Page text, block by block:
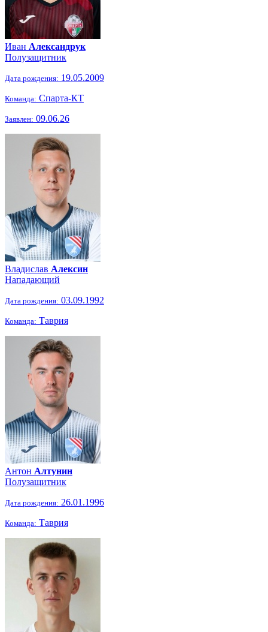
Иван Александрук
Полузащитник
Дата рождения: 19.05.2009
Команда: Спарта-КТ
Заявлен: 09.06.26
Владислав Алексин
Нападающий
Дата рождения: 03.09.1992
Команда: Таврия
Антон Алтунин
Полузащитник
Дата рождения: 26.01.1996
Команда: Таврия